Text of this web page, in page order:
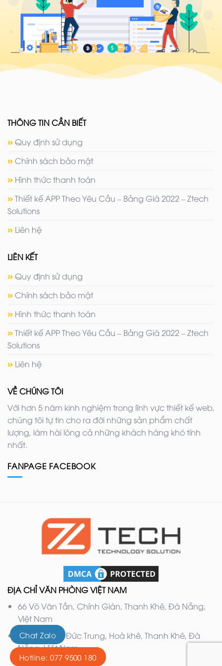
THÔNG TIN CẦN BIẾT
Quy định sử dụng
Chính sách bảo mật
Hình thức thanh toán
Thiết kế APP Theo Yêu Cầu – Bảng Giá 2022 – Ztech
Solutions
Liên hệ
LIÊN KẾT
Quy định sử dụng
Chính sách bảo mật
Hình thức thanh toán
Thiết kế APP Theo Yêu Cầu – Bảng Giá 2022 – Ztech
Solutions
Liên hệ
VỀ CHÚNG TÔI
Với hơn 5 năm kinh nghiệm trong lĩnh vực thiết kế web,
chúng tôi tự tin cho ra đời những sản phẩm chất
lượng, làm hài lòng cả những khách hàng khó tính
nhất.
FANPAGE FACEBOOK
ĐỊA CHỈ VĂN PHÒNG VIỆT NAM
66 Võ Văn Tần, Chính Gián, Thanh Khê, Đà Nẵng,
Việt Nam
132 Nguyễn Đức Trung, Hoà khê, Thanh Khê, Đà
Nẵng, Việt Nam
Chat Zalo
Hotline: 077 9500 180